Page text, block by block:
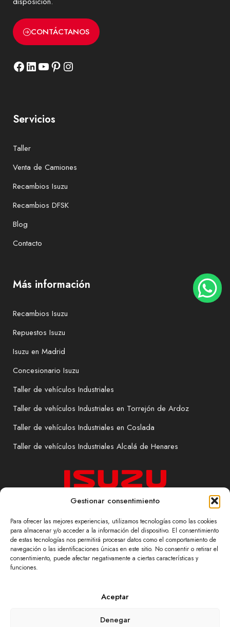
Gestionar consentimiento
Para ofrecer las mejores experiencias, utilizamos tecnologías como las cookies
para almacenar y/o acceder a la información del dispositivo. El consentimiento
de estas tecnologías nos permitirá procesar datos como el comportamiento de
navegación o las identificaciones únicas en este sitio. No consentir o retirar el
consentimiento, puede afectar negativamente a ciertas características y
funciones.
Aceptar
Denegar
Servicios
Taller
Venta de Camiones
Recambios Isuzu
Recambios DFSK
Blog
Contacto
Más información
Recambios Isuzu
Repuestos Isuzu
Isuzu en Madrid
Concesionario Isuzu
Taller de vehículos Industriales
Taller de vehículos Industriales en Torrejón de Ardoz
Taller de vehículos Industriales en Coslada
Taller de vehículos Industriales Alcalá de Henares
CONTÁCTANOS
Facebook
LinkedIn
YouTube
Pinterest
Instagram
©Revein. Todos los derechos reservados.
Diseño web